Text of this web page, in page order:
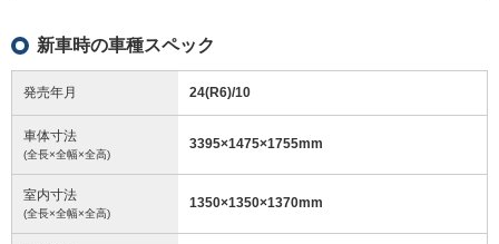
新車時の車種スペック
発売年月 24(R6)/10
車体寸法
(全長×全幅×全高)
3395×1475×1755mm
室内寸法
(全長×全幅×全高)
1350×1350×1370mm